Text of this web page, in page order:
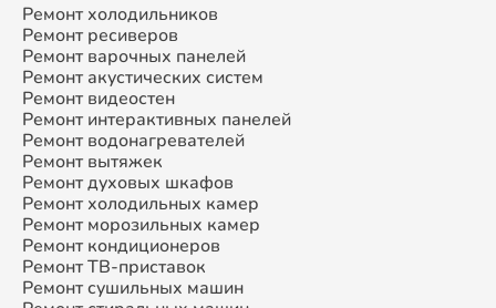
Ремонт холодильников
Ремонт ресиверов
Ремонт варочных панелей
Ремонт акустических систем
Ремонт видеостен
Ремонт интерактивных панелей
Ремонт водонагревателей
Ремонт вытяжек
Ремонт духовых шкафов
Ремонт холодильных камер
Ремонт морозильных камер
Ремонт кондиционеров
Ремонт ТВ-приставок
Ремонт сушильных машин